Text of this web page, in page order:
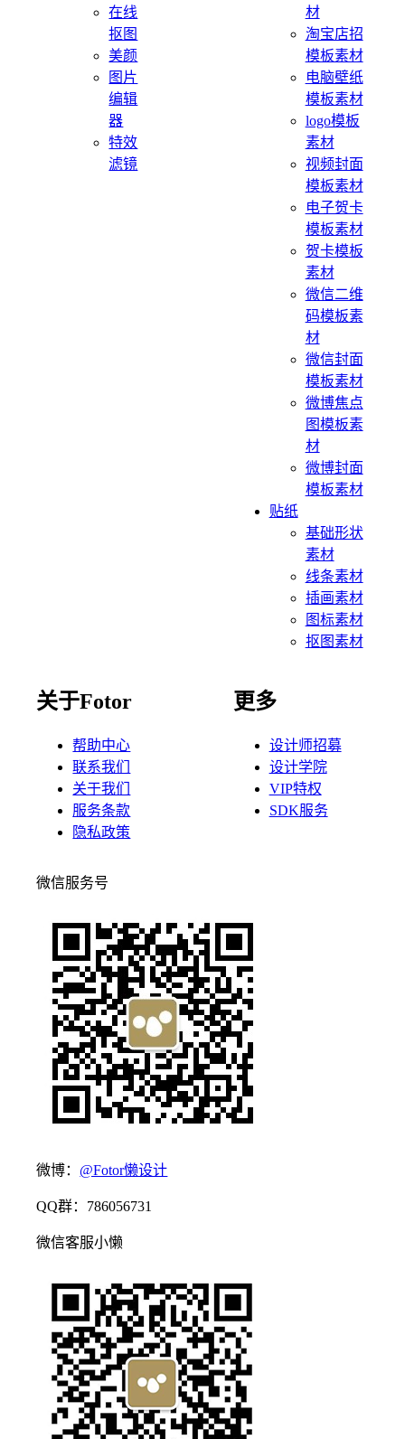
在线
抠图
美颜
图片
编辑
器
特效
滤镜
材
淘宝店招
模板素材
电脑壁纸
模板素材
logo模板
素材
视频封面
模板素材
电子贺卡
模板素材
贺卡模板
素材
微信二维
码模板素
材
微信封面
模板素材
微博焦点
图模板素
材
微博封面
模板素材
贴纸
基础形状
素材
线条素材
插画素材
图标素材
抠图素材
关于Fotor
帮助中心
联系我们
关于我们
服务条款
隐私政策
更多
设计师招募
设计学院
VIP特权
SDK服务
微信服务号
微博： @Fotor懒设计
QQ群：786056731
微信客服小懒